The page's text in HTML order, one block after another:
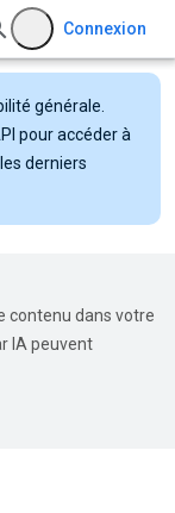
Connexion
générale.
pour accéder à
derniers
contenu dans votre
IA peuvent